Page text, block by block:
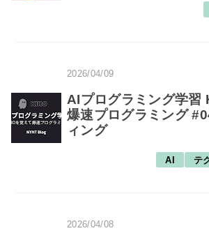
2026/04/09
AIプログラミング学習
爆速プログラミング
ィング
AI テ
2026/04/08